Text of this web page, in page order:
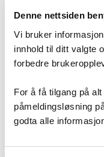
Denne nettsiden
Vi bruker
innhold til ditt valgte
forbedre
For å få tilgang på
påmeldingsløsning
godta alle
skal få innsikt i
bidra til bedre
mer effektivt
Skape
nysgjerrighet og
muligheter i
Skape arena for